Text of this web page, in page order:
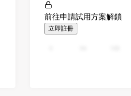
前往申請試用方案解鎖
立即註冊